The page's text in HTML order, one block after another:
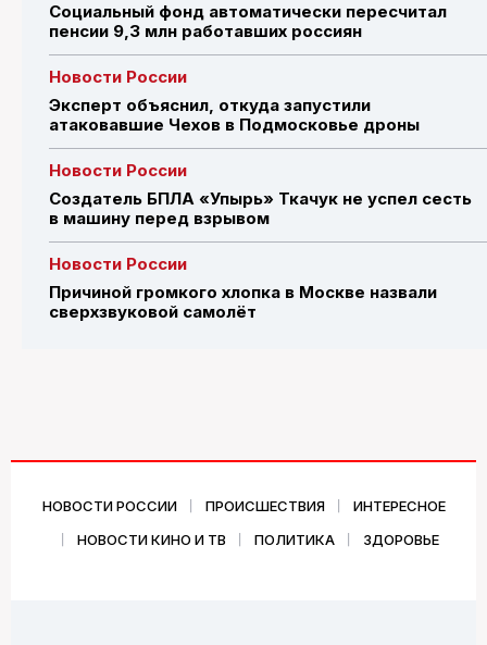
Социальный фонд автоматически пересчитал
пенсии 9,3 млн работавших россиян
Новости России
Эксперт объяснил, откуда запустили
атаковавшие Чехов в Подмосковье дроны
Новости России
Создатель БПЛА «Упырь» Ткачук не успел сесть
в машину перед взрывом
Новости России
Причиной громкого хлопка в Москве назвали
сверхзвуковой самолёт
НОВОСТИ РОССИИ ПРОИСШЕСТВИЯ
ИНТЕРЕСНОЕ
НОВОСТИ КИНО И ТВ
ПОЛИТИКА ЗДОРОВЬЕ